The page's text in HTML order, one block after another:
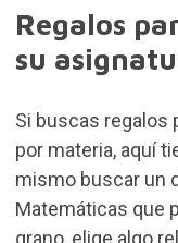
Regalos
su
Si buscas regalos
por materia, aquí
mismo buscar un
Matemáticas que
grano, elige algo